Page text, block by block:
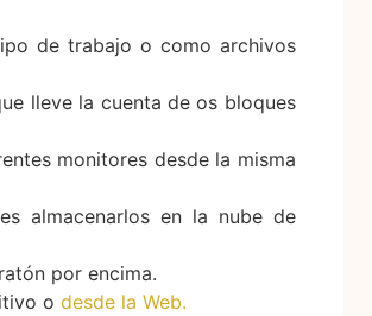
de trabajo o como archivos
lleve la cuenta de os bloques
monitores desde la misma
almacenarlos en la nube de
por encima.
o desde la Web.